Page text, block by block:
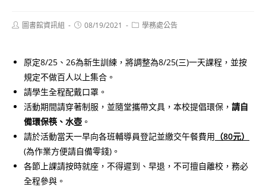
Post圖書館資訊組
Post08/19/2021
Post學務處公告
原定8/25、26為新生訓練，將調整為8/25(三)一天課程，並按
規定不做百人以上集合。
請學生全程配戴口罩。
活動期間請穿著制服，並隨堂攜帶文具，本校提倡環保， 請自
備環保筷、水壺 。
請於活動當天一早向各班輔導員登記並繳交午餐費用 （80元）
(為作業方便請自備零錢)。
各節上課請按時就座，不得遲到、早退，不可擅自離校，務必
全程參與。